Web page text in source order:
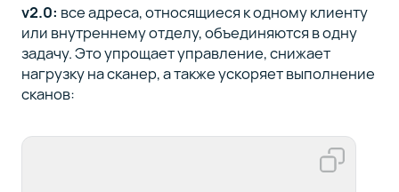
v2.0: все адреса, относящиеся к одному клиенту
или внутреннему отделу, объединяются в одну
задачу. Это упрощает управление, снижает
нагрузку на сканер, а также ускоряет выполнение
сканов: